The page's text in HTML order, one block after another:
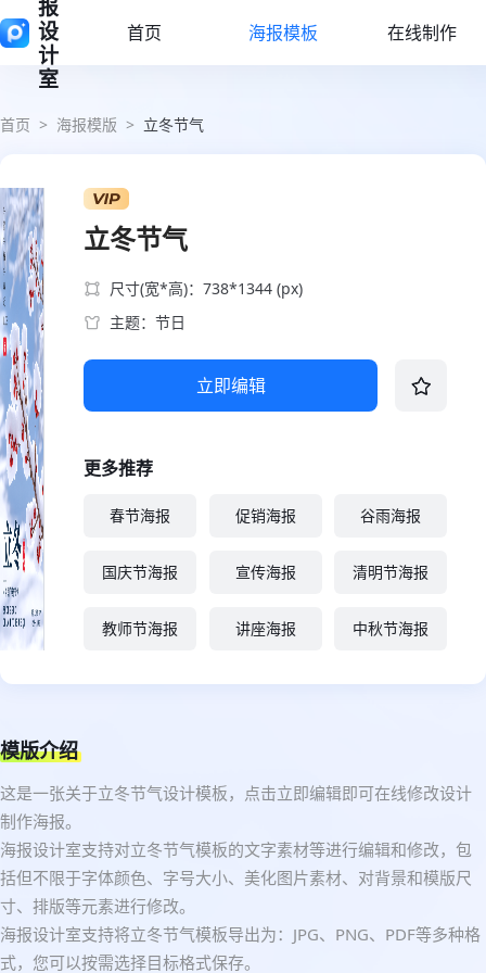
报
设
计
室
首页 海报模板 在线制作
首页 > 海报模版 > 立冬节气
立冬节气
尺寸(宽*高)：738*1344 (px)
主题：节日
立即编辑
更多推荐
春节海报 促销海报 谷雨海报
国庆节海报 宣传海报 清明节海报
教师节海报 讲座海报 中秋节海报
模版介绍
这是一张关于立冬节气设计模板，点击立即编辑即可在线修改设计
制作海报。
海报设计室支持对立冬节气模板的文字素材等进行编辑和修改，包
括但不限于字体颜色、字号大小、美化图片素材、对背景和模版尺
寸、排版等元素进行修改。
海报设计室支持将立冬节气模板导出为：JPG、PNG、PDF等多种格
式，您可以按需选择目标格式保存。